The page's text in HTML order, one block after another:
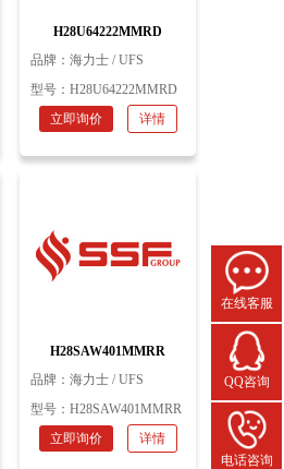
H28U64222MMRD
品牌： 海力士 / UFS
型号： H28U64222MMRD
立即询价
详情
H28SAW401MMRR
品牌： 海力士 / UFS
型号： H28SAW401MMRR
立即询价
详情
在线客服
QQ咨询
电话咨询